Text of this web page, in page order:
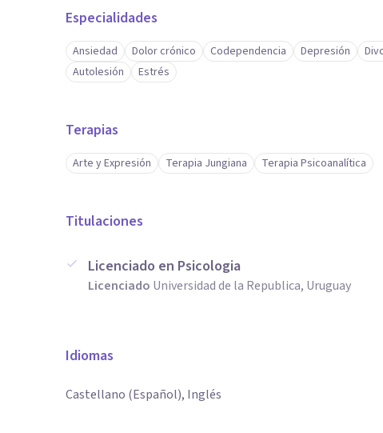
Especialidades
Ansiedad Dolor crónico Codependencia Depresión
Autolesión
Estrés
Terapias
Arte y Expresión Terapia Jungiana Terapia Psicoanalítica
Titulaciones
Licenciado en Psicologia
Licenciado Universidad de la Republica, Uruguay
Idiomas
Castellano (Español), Inglés